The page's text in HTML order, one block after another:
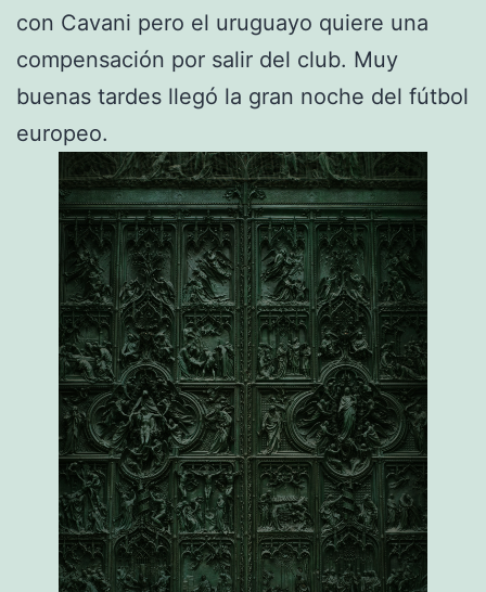
con Cavani pero el uruguayo quiere una
compensación por salir del club. Muy
buenas tardes llegó la gran noche del fútbol
europeo.